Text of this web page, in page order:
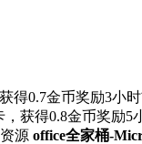
得0.7金币奖励3小
，获得0.8金币奖励5
源 office全家桶-